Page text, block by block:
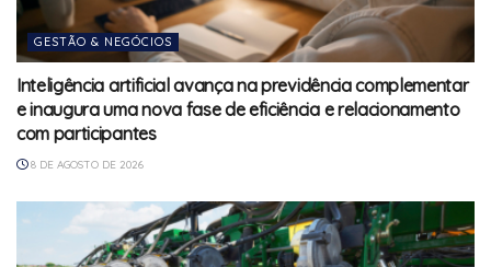
GESTÃO & NEGÓCIOS
Inteligência artificial avança na previdência complementar
e inaugura uma nova fase de eficiência e relacionamento
com participantes
8 DE AGOSTO DE 2026